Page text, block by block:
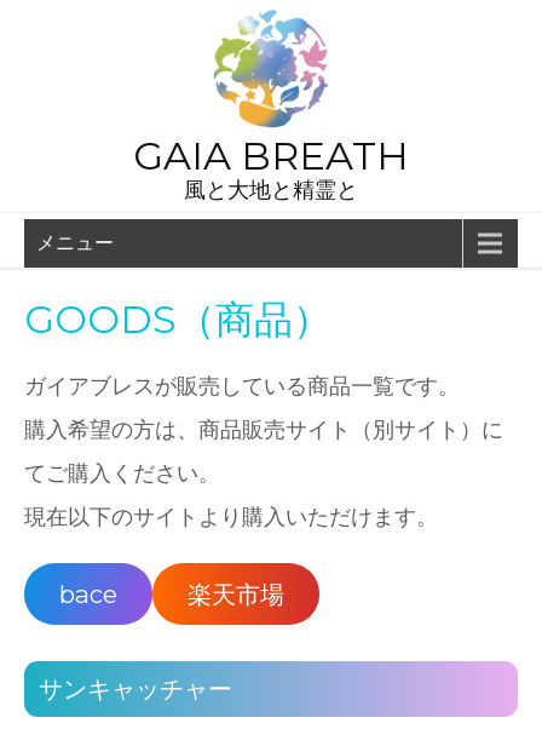
GAIA BREATH
風と大地と精霊と
メニュー
GOODS（商品）
ガイアブレスが販売している商品一覧です。
購入希望の方は、商品販売サイト（別サイト）に
てご購入ください。
現在以下のサイトより購入いただけます。
bace 楽天市場
サンキャッチャー